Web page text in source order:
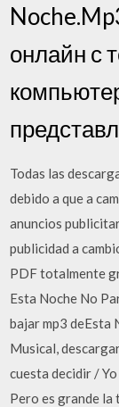
онлайн с
Todas las
debido a que a
anuncios
publicidad a
PDF totalmente
Esta Noche No
bajar mp3 deEsta
Musical,
cuesta decidir /
Pero es grande la